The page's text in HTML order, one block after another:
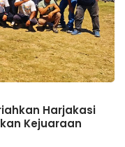
Harjakasi
Kejuaraan